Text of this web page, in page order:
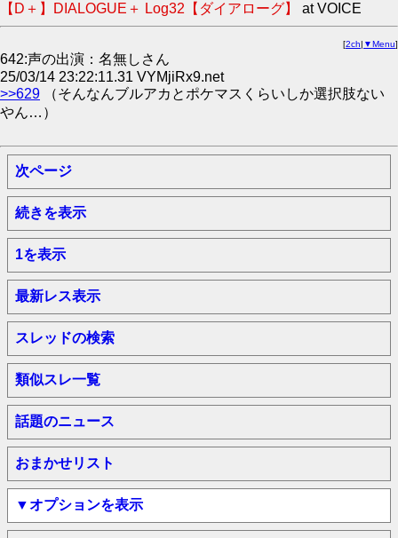
【D＋】DIALOGUE＋ Log32【ダイアローグ】 at VOICE
[2ch| ▼Menu]
642:声の出演：名無しさん
25/03/14 23:22:11.31 VYMjiRx9.net
>>629 （そんなんブルアカとポケマスくらいしか選択肢ない
やん…）
次ページ
続きを表示
1を表示
最新レス表示
スレッドの検索
類似スレ一覧
話題のニュース
おまかせリスト
▼オプションを表示